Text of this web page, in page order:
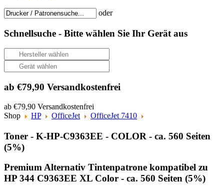
oder
Schnellsuche - Bitte wählen Sie Ihr Gerät aus
ab €79,90 Versandkostenfrei
ab €79,90 Versandkostenfrei
Shop
HP OfficeJet OfficeJet 7410
Toner - K-HP-C9363EE - COLOR - ca. 560 Seiten
(5%)
Premium Alternativ Tintenpatrone kompatibel zu
HP 344 C9363EE XL Color - ca. 560 Seiten (5%)